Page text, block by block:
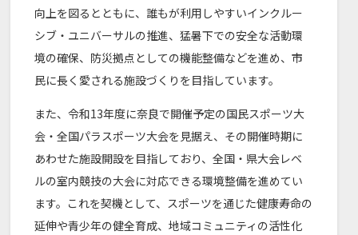
向上を図るとともに、誰もが利用しやすいインクルー
シブ・ユニバーサルの推進、猛暑下での安全な活動環
境の確保、防災拠点としての機能整備などを進め、市
民に長く愛される施設づくりを目指しています。
また、令和13年度に奈良で開催予定の国民スポーツ大
会・全国パラスポーツ大会を見据え、その開催時期に
あわせた施設開設を目指しており、全国・県大会レベ
ルの室内競技の大会に対応できる環境整備を進めてい
ます。これを契機として、スポーツを通じた健康寿命の
延伸や青少年の健全育成、地域コミュニティの活性化